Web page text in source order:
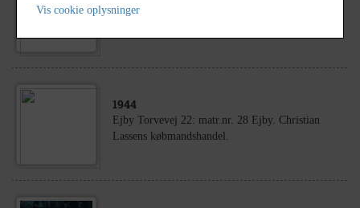
Ejby Torvevej 22: Christian Lassens
1944
Ejby Torvevej 22: matr.nr. 28 Ejby. Christian
Lassens købmandshandel.
Vis cookie oplysninger